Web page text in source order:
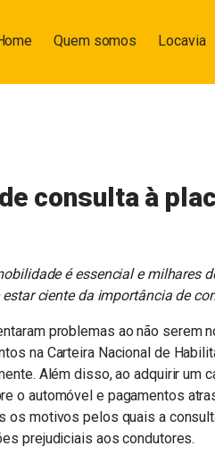
Quem somos Locavia
consulta à
é essencial e milhares
ciente da importância de
problemas ao não serem
na Carteira Nacional de
Além disso, ao adquirir um
o automóvel e pagamentos
os motivos pelos quais a
prejudiciais aos condutores.